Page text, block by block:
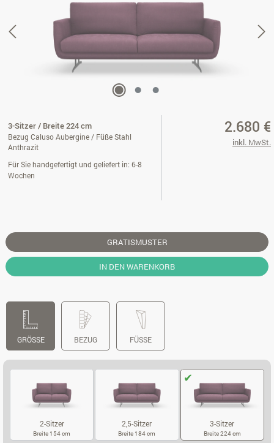
3-Sitzer / Breite 224 cm
Bezug Caluso Aubergine / Füße Stahl
Anthrazit
Für Sie handgefertigt und geliefert in: 6-8
Wochen
2.680 €
inkl. MwSt.
GRATISMUSTER
IN DEN WARENKORB
GRÖSSE BEZUG FÜSSE
2-Sitzer
Breite 154 cm
2,5-Sitzer
Breite 184 cm
3-Sitzer
Breite 224 cm